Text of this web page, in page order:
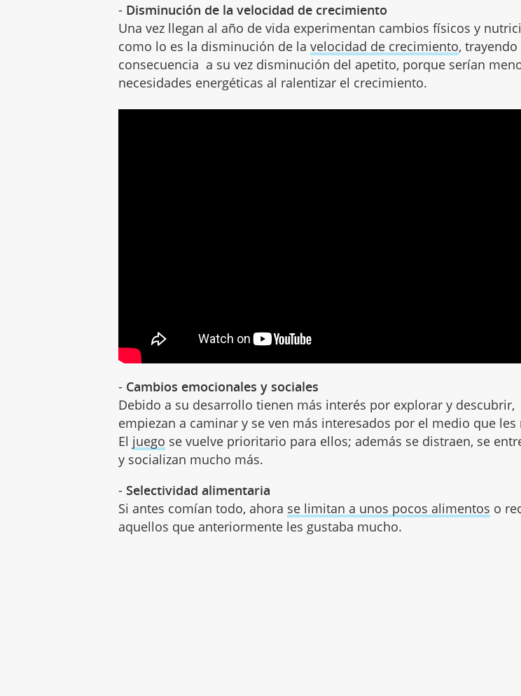
- Disminución de la velocidad de crecimiento
Una vez llegan al año de vida experimentan cambios físicos y
como lo es la disminución de lavelocidad de crecimiento,
consecuencia a su vez disminución del apetito, porque serían
necesidades energéticas al ralentizar el crecimiento.
- Cambios emocionales y sociales
Debido a su desarrollo tienen más interés por explorar y descubrir,
empiezan a caminar y se ven más interesados por el medio que les
El juego se vuelve prioritario para ellos; además se distraen, se
y socializan mucho más.
-Selectividad alimentaria
Si antes comían todo, ahora se limitan a unos pocos alimentos o
aquellos que anteriormente les gustaba mucho.